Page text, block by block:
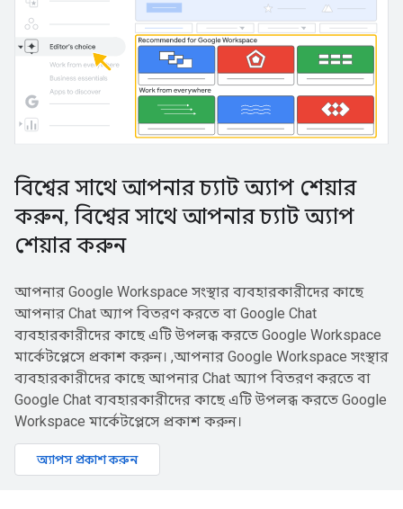
বিশ্বের সাথে আপনার চ্যাট অ্যাপ শেয়ার
করুন, বিশ্বের সাথে আপনার চ্যাট অ্যাপ
শেয়ার করুন
আপনার Google Workspace সংস্থার ব্যবহারকারীদের কাছে
আপনার Chat অ্যাপ বিতরণ করতে বা Google Chat
ব্যবহারকারীদের কাছে এটি উপলব্ধ করতে Google Workspace
মার্কেটপ্লেসে প্রকাশ করুন। ,আপনার Google Workspace সংস্থার
ব্যবহারকারীদের কাছে আপনার Chat অ্যাপ বিতরণ করতে বা
Google Chat ব্যবহারকারীদের কাছে এটি উপলব্ধ করতে Google
Workspace মার্কেটপ্লেসে প্রকাশ করুন।
অ্যাপস প্রকাশ করুন